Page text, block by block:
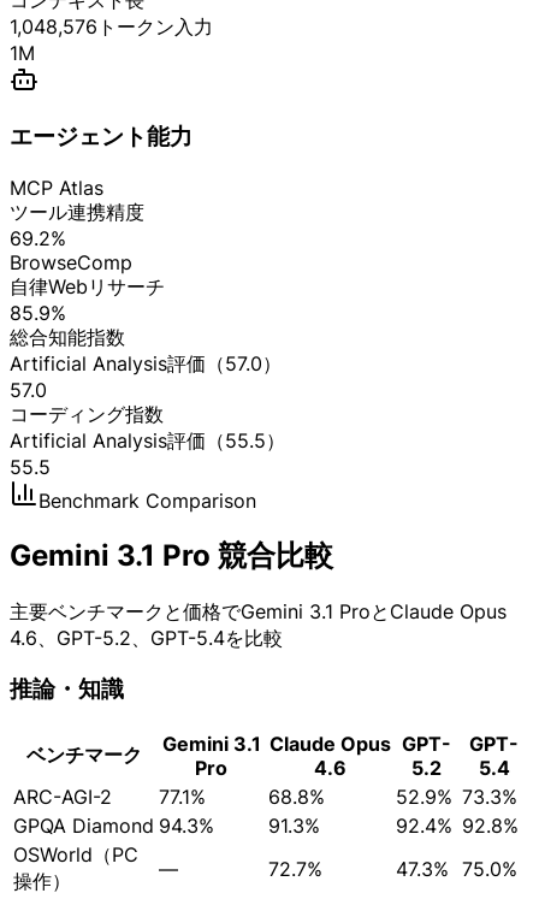
1,048,576トークン入力
1M
エージェント能力
MCP Atlas
ツール連携精度
69.2%
BrowseComp
自律Webリサーチ
85.9%
総合知能指数
Artificial Analysis評価（57.0）
57.0
コーディング指数
Artificial Analysis評価（55.5）
55.5
Benchmark Comparison
Gemini 3.1 Pro 競合比較
主要ベンチマークと価格でGemini 3.1 ProとClaude Opus
4.6、GPT-5.2、GPT-5.4を比較
推論・知識
ベンチマーク
Gemini 3.1
Pro
Claude Opus
4.6
GPT-
5.2
GPT-
5.4
ARC-AGI-2
77.1% 68.8% 52.9% 73.3%
GPQA Diamond 94.3% 91.3% 92.4% 92.8%
OSWorld（PC
操作）
— 72.7% 47.3% 75.0%